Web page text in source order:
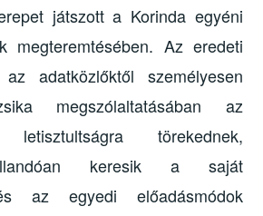
játszott a Korinda egyéni
megteremtésében. Az eredeti
adatközlőktől személyesen
megszólaltatásában az
letisztultságra törekednek,
keresik a saját
az egyedi előadásmódok